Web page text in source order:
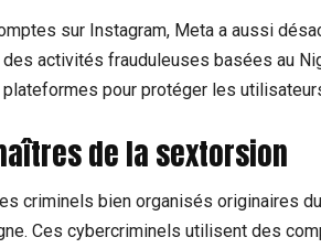
sur Instagram, Meta a aussi
activités frauduleuses basées au
pour protéger les
de la sextorsion
criminels bien organisés originaires
Ces cybercriminels utilisent des